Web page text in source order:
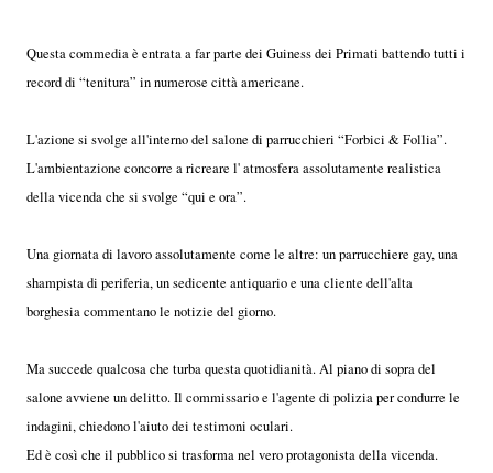
Questa commedia è entrata a far parte dei Guiness dei Primati battendo tutti i
record di “tenitura” in numerose città americane.
L'azione si svolge all'interno del salone di parrucchieri “Forbici & Follia”.
L'ambientazione concorre a ricreare l' atmosfera assolutamente realistica
della vicenda che si svolge “qui e ora”.
Una giornata di lavoro assolutamente come le altre: un parrucchiere gay, una
shampista di periferia, un sedicente antiquario e una cliente dell'alta
borghesia commentano le notizie del giorno.
Ma succede qualcosa che turba questa quotidianità. Al piano di sopra del
salone avviene un delitto. Il commissario e l'agente di polizia per condurre le
indagini, chiedono l'aiuto dei testimoni oculari.
Ed è così che il pubblico si trasforma nel vero protagonista della vicenda.